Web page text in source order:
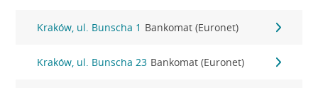
Kraków, ul. Bunscha 1 Bankomat (Euronet)
Kraków, ul. Bunscha 23 Bankomat (Euronet)